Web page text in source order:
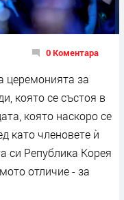
0 Коментара
церемонията за
която се състоя в
която наскоро се
като членовете ѝ
си Република Корея
отличие - за